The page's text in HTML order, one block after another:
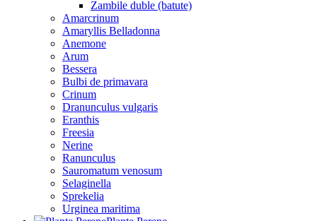
Zambile duble (batute)
Amarcrinum
Amaryllis Belladonna
Anemone
Arum
Bessera
Bulbi de primavara
Crinum
Dranunculus vulgaris
Eranthis
Freesiа
Nerine
Ranunculus
Sauromatum venosum
Selaginella
Sprekelia
Urginea maritima